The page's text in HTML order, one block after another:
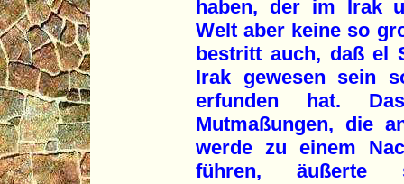
haben, der im Irak
Welt aber keine so
bestritt auch, daß el
Irak gewesen sein
erfunden hat.
Mutmaßungen, die
werde zu einem
führen, äußerte